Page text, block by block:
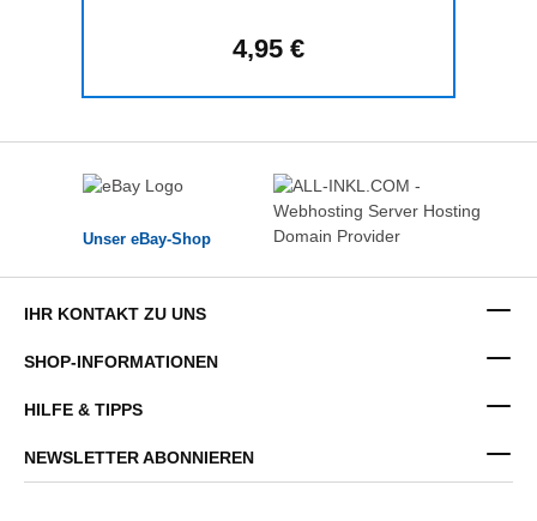
Regulärer Preis:
4,95 €
Unser eBay-Shop
IHR KONTAKT ZU UNS
SHOP-INFORMATIONEN
HILFE & TIPPS
NEWSLETTER ABONNIEREN